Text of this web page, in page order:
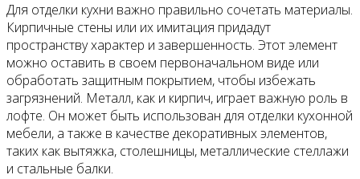
Для отделки кухни важно правильно сочетать материалы.
Кирпичные стены или их имитация придадут
пространству характер и завершенность. Этот элемент
можно оставить в своем первоначальном виде или
обработать защитным покрытием, чтобы избежать
загрязнений. Металл, как и кирпич, играет важную роль в
лофте. Он может быть использован для отделки кухонной
мебели, а также в качестве декоративных элементов,
таких как вытяжка, столешницы, металлические стеллажи
и стальные балки.